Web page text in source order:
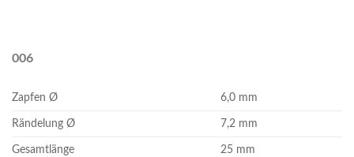
006
Zapfen Ø 6,0 mm
Rändelung Ø 7,2 mm
Gesamtlänge 25 mm